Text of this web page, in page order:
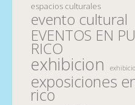
espacios culturales
evento cultural
EVENTOS EN
RICO
exhibicion
exposiciones
rico